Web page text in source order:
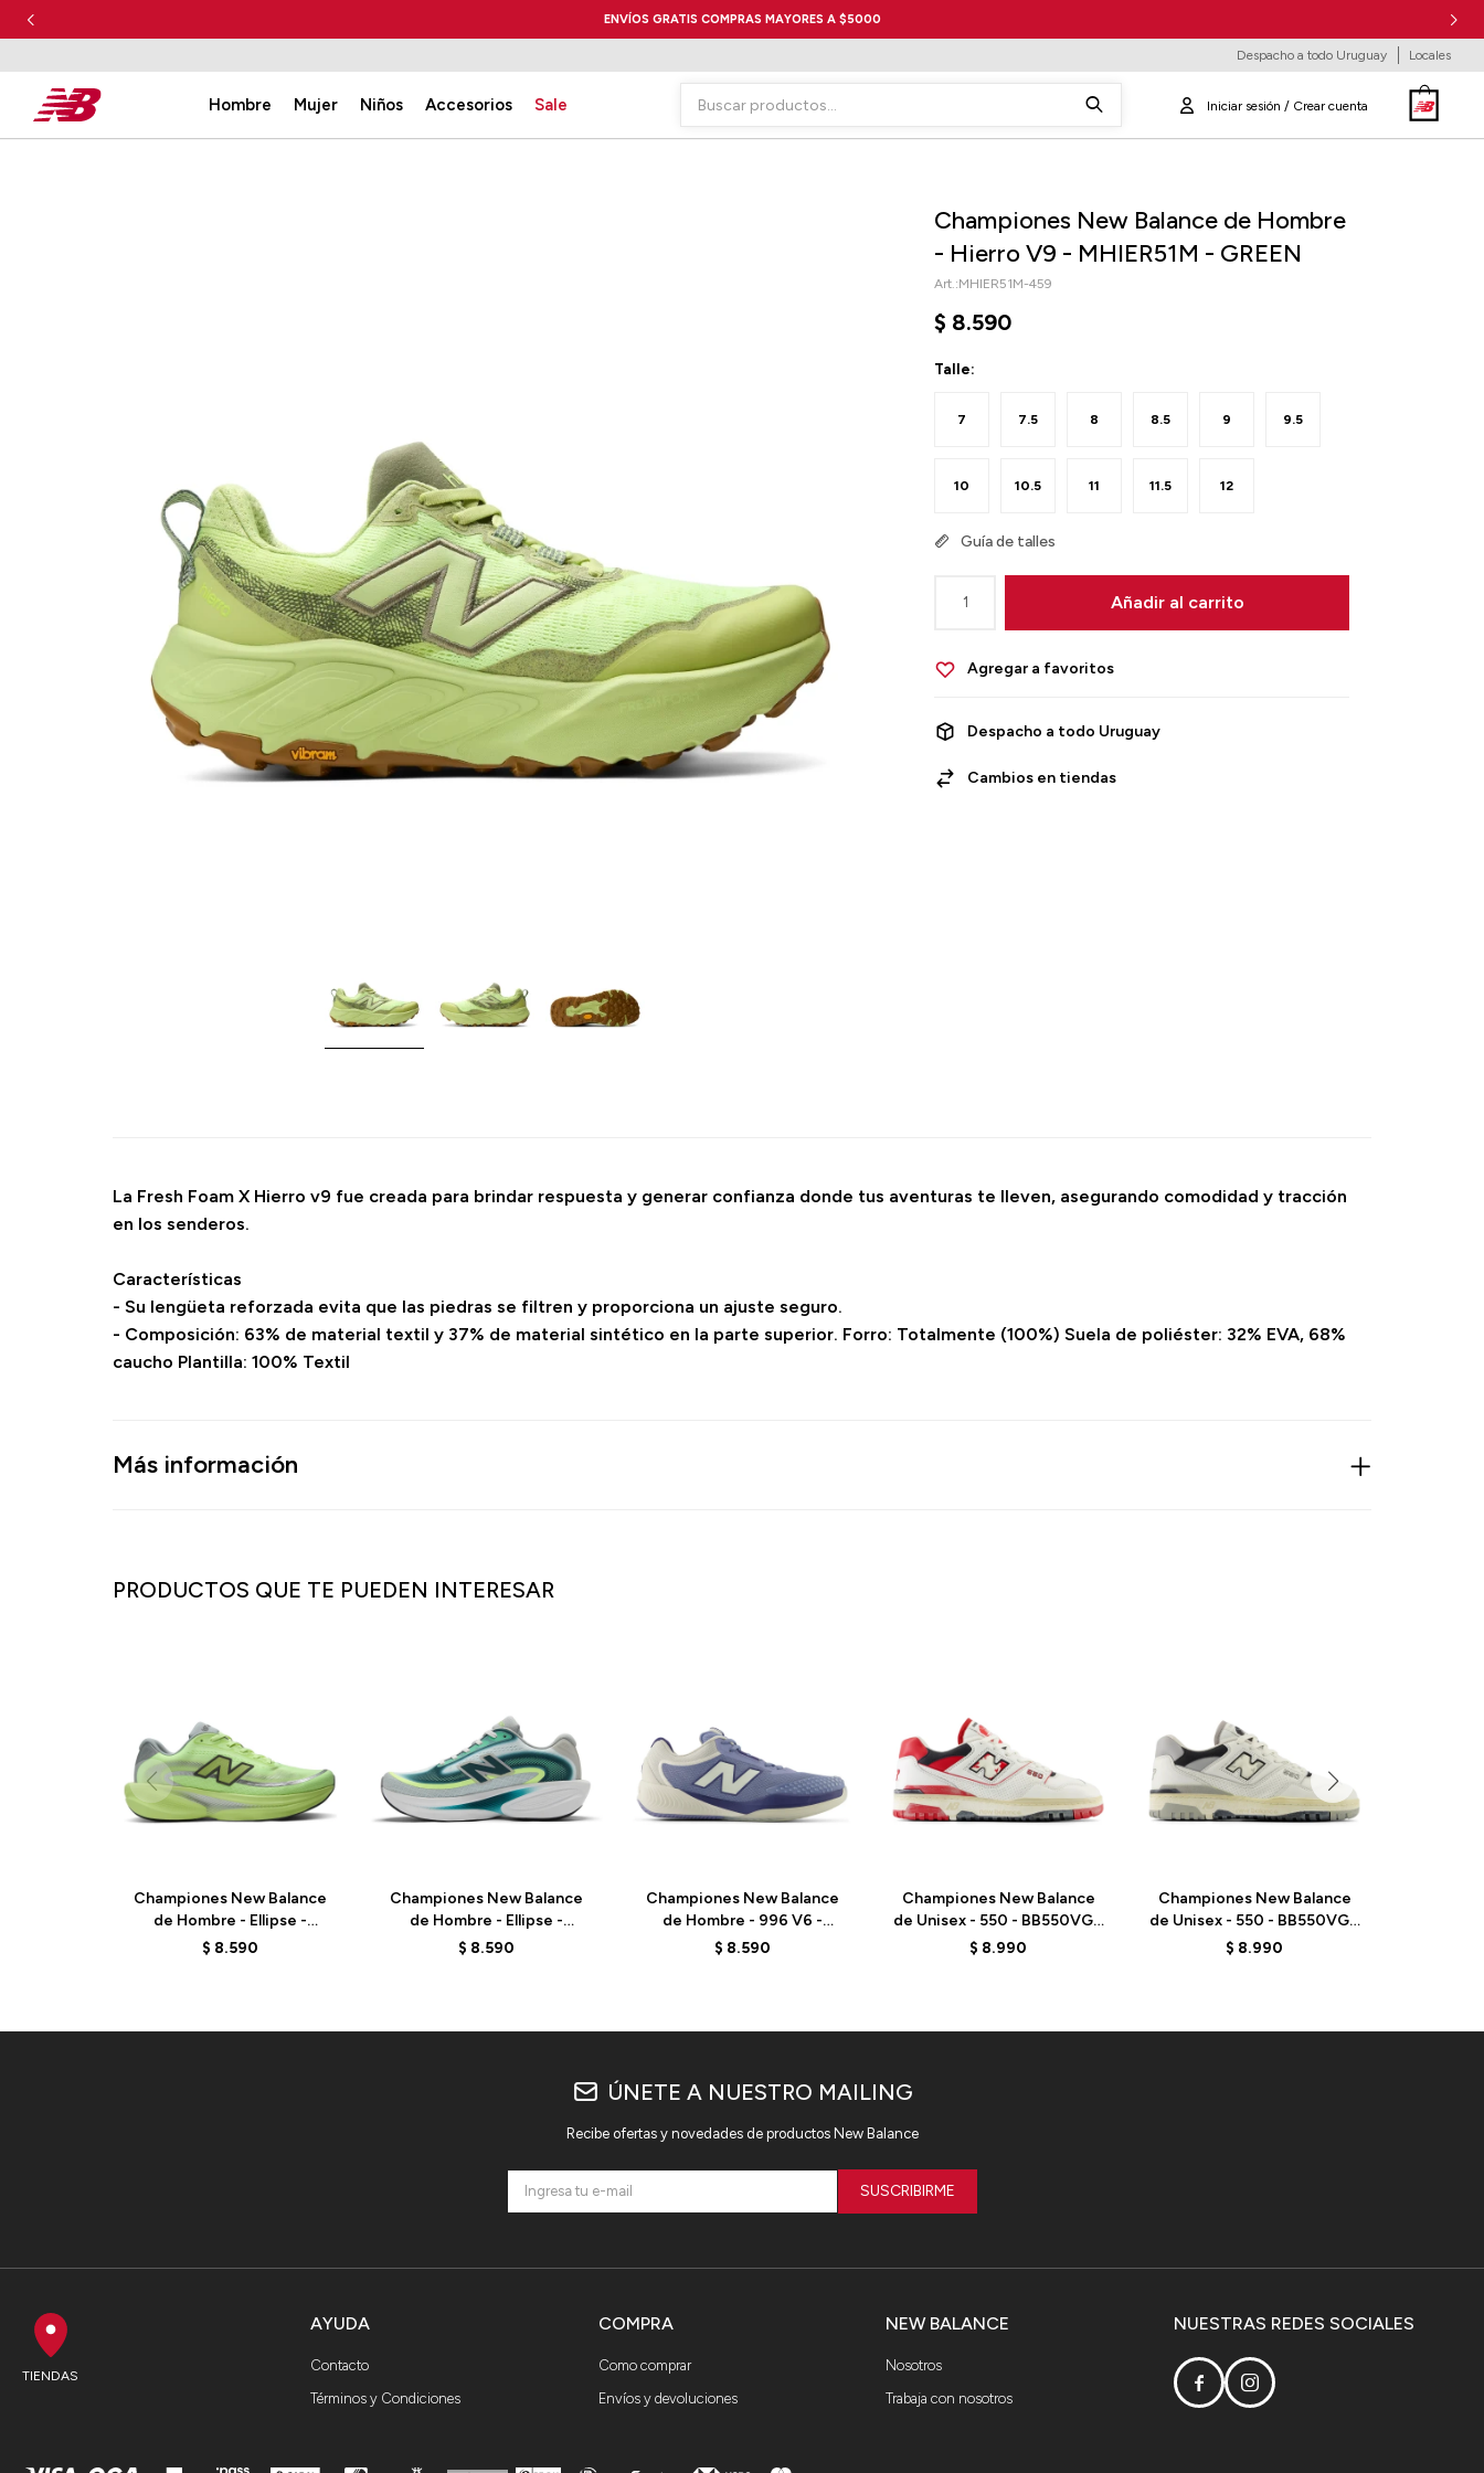
ENVÍOS GRATIS COMPRAS MAYORES A $5000
Hombre Mujer Niños Accesorios Sale
Despacho a todo Uruguay Locales
Championes New Balance de Hombre
- Hierro V9 - MHIER51M - GREEN
MHIER51M-459
$ 8.590
Talle:
7 7.5 8 8.5 9 9.5
10 10.5 11 11.5 12
Guía de talles
1 Añadir al carrito
Despacho a todo Uruguay
Cambios en tiendas
La Fresh Foam X Hierro v9 fue creada para brindar respuesta y generar confianza donde tus aventuras te lleven, asegurando comodidad y tracción
en los senderos.
Características
- Su lengüeta reforzada evita que las piedras se filtren y proporciona un ajuste seguro.
- Composición: 63% de material textil y 37% de material sintético en la parte superior. Forro: Totalmente (100%) Suela de poliéster: 32% EVA, 68%
caucho Plantilla: 100% Textil
Más información
PRODUCTOS QUE TE PUEDEN INTERESAR
Championes New Balance
de Hombre - Ellipse -
MELPS78S - GREEN
$ 8.590
Championes New Balance
de Hombre - Ellipse -
MELPS4B2 - GREEN
$ 8.590
Championes New Balance
de Hombre - 996 V6 -
MCH996F6 - ELD
$ 8.590
Championes New Balance
de Unisex - 550 - BB550VGA
- VINTAGE RED
$ 8.990
Championes New Balance
de Unisex - 550 - BB550VGB
- SEA SALT
$ 8.990
TIENDAS
AYUDA
Contacto
Términos y Condiciones
NEW BALANCE
Nosotros
Trabaja con nosotros
COMPRA
Como comprar
Envíos y devoluciones
NUESTRAS REDES SOCIALES
 
ÚNETE A NUESTRO MAILING
Recibe ofertas y novedades de productos New Balance
SUSCRIBIRME